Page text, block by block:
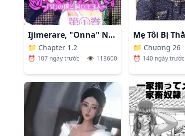
Ijimerare, "Onna" No Boku To Kainushi 3 Nin
📁 Chapter 1.2
⏰ 107 ngày trước 👁️ 113600
📁 Chương 26
⏰ 140 ngày trước